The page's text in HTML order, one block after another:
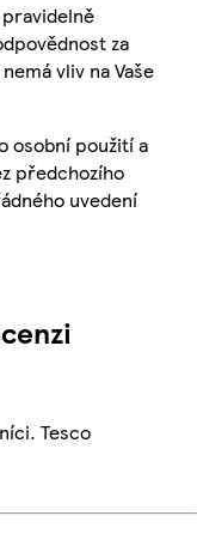
za
vliv na Vaše
osobní použití a
předchozího
uvedení
Tesco